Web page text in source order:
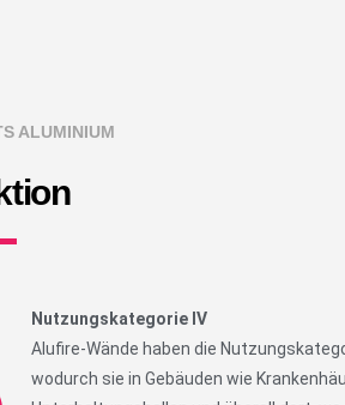
ALUMINIUM
Nutzungskategorie IV
Alufire-Wände haben die
wodurch sie in Gebäuden wie